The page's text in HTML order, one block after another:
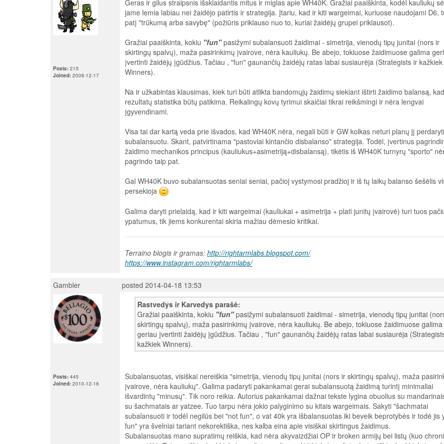
Posts: 215
Joined: 2008-12-17
Geras ir gilus straipsnis išsklaidantis mitus ir miglas apie WH40K. Gražiai paaiškinta, kodėl kauliukų
jame lemia labiau nei žaidėjo patirtis ir strategija. Įtariu, kad ir kiti wargeimai, kuriuose naudojami D6,
patį "trūkumą arba savybę" (požiūris priklauso nuo to, kuriai žaidėjų grupei priklausot).
Gražiai paaiškinta, kokiu "fun"pasižymi subalansuoti žaidimai - simetrija, vienodų tipų junitai (nors ir
skirtingų spalvų), maža pasirinkimų įvairove, nėra kauliukų. Be abejo, tokiuose žaidimuose galima
įvertinti žaidėjų įgūdžius. Tačiau , "fun" gaunančių žaidėjų ratas labai susiaurėja (Strategists ir kažkiek
Winners).
Na ir užkabintas klausimas, kiek turi būti atlikta bandomųjų žaidimų siekiant ištirti žaidimo balansą, kad
rezultatų statistika būtų patikima. Reikalingų kovų tyrimui skaičiai tikrai reikšmingi ir nėra lengvai
įgyvendinami.
Visa tai dar kartą veda prie išvados, kad WH40K nėra, negali būti ir GW kolkas neturi planų jį perdaryti
subalansuotu. Skant, patvirtinama "pastoviai kintančio disbalanso" strategija. Todėl, įvertinus
žaidimo mechanikos principus (kauliukus+asimetriją+disbalansą), tikėtis iš WH40K turnyrų "sporto"
pagrindo taip pat.
Gal WH40K buvo subalansuotas seniai seniai, pačioj vystymosi pradžioj ir iš tų laikų balanso šešėlis
persekioja
Galima daryti prielaidą, kad ir kiti wargeimai (kauliukai + asimetrija + plati junitų įvairovė) turi tuos
ypatumus, tik jiems konkurentai skiria mažiau dėmesio kritikai.
Terraino blogis ir gramas: http://rightarmlabs.blogspot.com/
https://www.instagram.com/rightarmlabs/
Gambler posted 2014-04-18 13:53
Posts: 445
Joined: 2010-12-16
Rastvedys ir Karvedys parašė:
Gražiai paaiškinta, kokiu "fun"pasižymi subalansuoti žaidimai - simetrija, vienodų tipų junitai
skirtingų spalvų), maža pasirinkimų įvairove, nėra kauliukų. Be abejo, tokiuose žaidimuose galima
geriau įvertinti žaidėjų įgūdžius. Tačiau , "fun" gaunančių žaidėjų ratas labai susiaurėja
kažkiek Winners).
Subalansuotas, visiškai nereiškia "simetrija, vienodų tipų junitai (nors ir skirtingų spalvų), maža
įvairove, nėra kauliukų". Galima padaryti pakankamai gerai subalansuotą žaidimą turintį minimaliai
išvardintų "minusų". Tik noro reikia. Autorius pakankamai dažnai tekste lygina obuolius su
su šachmatais ar yatzee. Tuo tarpu nėra jokio palyginimo su kitais wargeimais. Sakyti "šachmatai
subalansuoti ir todėl negilūs bei "not fun", o vat 40k yra išbalansuotas iki beveik beprotybės ir todė jis
fun" yra švelniai tariant nekorektiška, nes kalba eina apie visiškai skirtingus žaidimus.
Subalansuotas mano supratimų reiškia, kad nėra akyvaizdžiai OP ir broken armijų bei listų (kuo